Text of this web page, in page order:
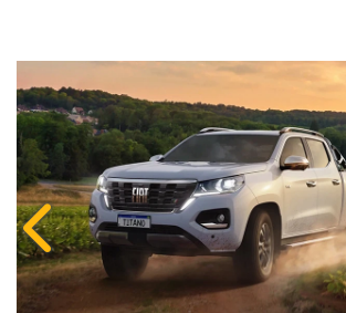
Anterior